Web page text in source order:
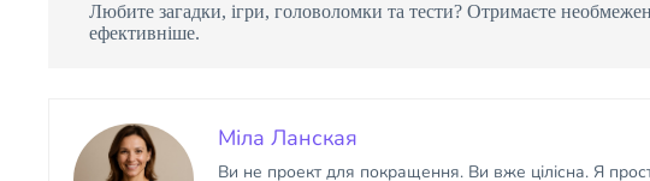
Любите загадки, ігри, головоломки та тести? Отримаєте
ефективніше.
Міла Ланская
Ви не проект для покращення. Ви вже цілісна. Я